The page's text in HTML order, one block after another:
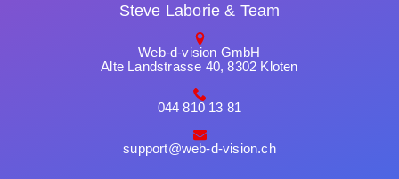
Steve Laborie & Team
Web-d-vision GmbH
Alte Landstrasse 40, 8302 Kloten
044 810 13 81
support@web-d-vision.ch